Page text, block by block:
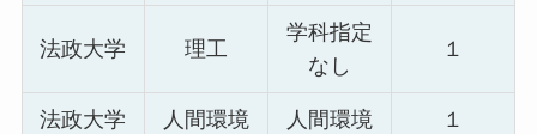
法政大学 理工
学科指定
なし
１
法政大学 人間環境 人間環境 １